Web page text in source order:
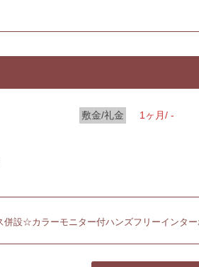
敷金/礼金 1ヶ月/ -
設☆カラーモニター付ハンズフリーインタ